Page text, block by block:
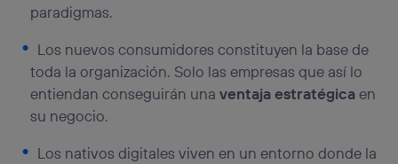
paradigmas.
Los nuevos consumidores constituyen la base de
toda la organización. Solo las empresas que así lo
entiendan conseguirán una ventaja estratégicaen
su negocio.
Los nativos digitales viven en un entorno donde la